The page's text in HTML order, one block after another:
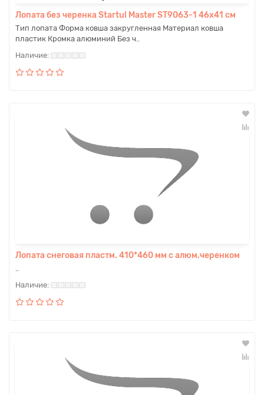
Лопата без черенка Startul Master ST9063-1 46x41 см
Тип лопата Форма ковша закругленная Материал ковша
пластик Кромка алюминий Без ч..
Лопата снеговая пластм. 410*460 мм с алюм.черенком
..